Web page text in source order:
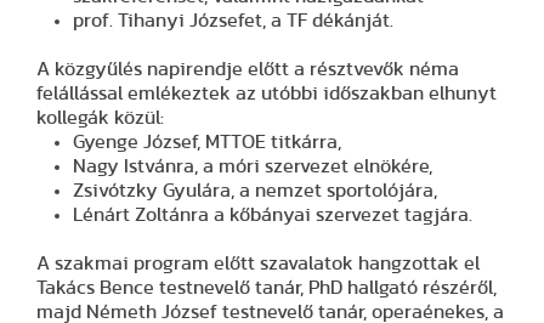
prof. Tihanyi Józsefet, a TF dékánját.
A közgyűlés napirendje előtt a résztvevők néma
felállással emlékeztek az utóbbi időszakban elhunyt
kollegák közül:
Gyenge József, MTTOE titkárra,
Nagy Istvánra, a móri szervezet elnökére,
Zsivótzky Gyulára, a nemzet sportolójára,
Lénárt Zoltánra a kőbányai szervezet tagjára.
A szakmai program előtt szavalatok hangzottak el
Takács Bence testnevelő tanár, PhD hallgató részéről,
majd Németh József testnevelő tanár, operaénekes, a